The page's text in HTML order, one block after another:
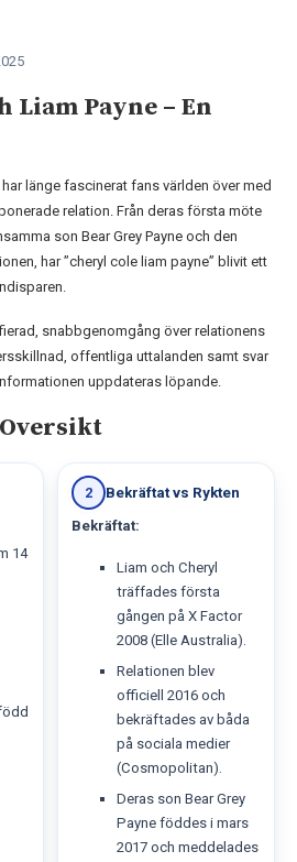
Liam Payne – En
länge fascinerat fans världen över med
relation. Från deras första möte
son Bear Grey Payne och den
har ”cheryl cole liam payne” blivit ett
snabbgenomgång över relationens
offentliga uttalanden samt svar
uppdateras löpande.
Oversikt
14
2 Bekräftat vs Rykten
Bekräftat:
Liam och Cheryl
träffades första
gången på X Factor
2008 (Elle Australia).
Relationen blev
officiell 2016 och
bekräftades av båda
på sociala medier
(Cosmopolitan).
Deras son Bear Grey
Payne föddes i mars
2017 och meddelades